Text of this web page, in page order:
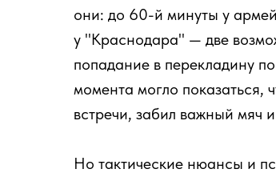
они: до 60-й минуты у
у "Краснодара" — две
попадание в перекладину
момента могло
встречи, забил важный мяч
Но тактические нюансы и